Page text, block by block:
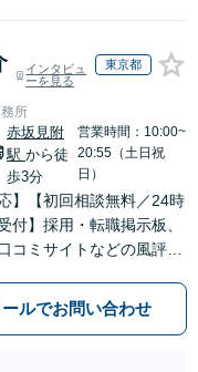
インタビュ
ーを見る
東京都
所
赤坂見附
駅 から徒
歩3分
営業時間：10:00~
20:55（土日祝
日）
】【初回相談無料／24時
付】採用・転職掲示板、
コミサイトなどの風評被
わず相談可。可能な限り
駆けつけサポート【労
ールでお問い合わせ